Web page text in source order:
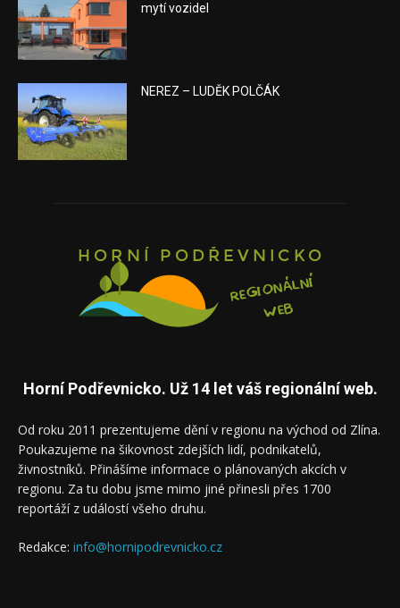
mytí vozidel
NEREZ – LUDĚK POLČÁK
Horní Podřevnicko. Už 14 let váš regionální web.
Od roku 2011 prezentujeme dění v regionu na východ od Zlína.
Poukazujeme na šikovnost zdejších lidí, podnikatelů,
živnostníků. Přinášíme informace o plánovaných akcích v
regionu. Za tu dobu jsme mimo jiné přinesli přes 1700
reportáží z událostí všeho druhu.
Redakce: info@hornipodrevnicko.cz